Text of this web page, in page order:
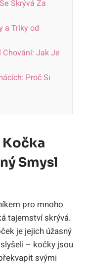
Skrývá Za
a Triky od
Jak Je
Proč Si
Kočka
Smysl
pro mnoho
tajemství skrývá.
je jejich úžasný
– kočky jsou
svými